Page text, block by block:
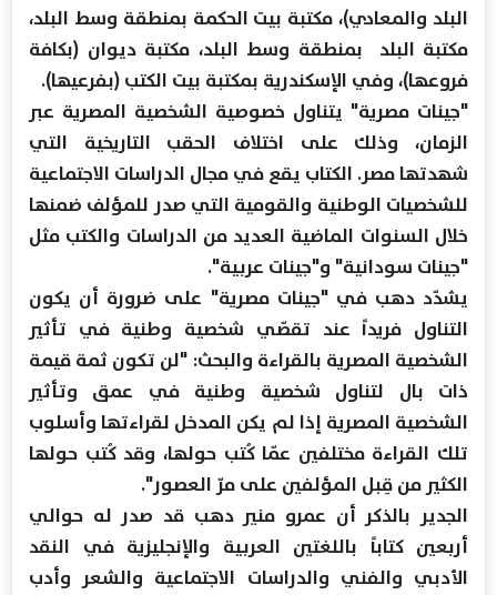
البلد والمعادي)، مكتبة بيت الحكمة بمنطقة وسط البلد،
مكتبة البلد بمنطقة وسط البلد، مكتبة ديوان (بكافة
فروعها)، وفي الإسكندرية بمكتبة بيت الكتب (بفرعيها).
"جينات مصرية" يتناول خصوصية الشخصية المصرية عبر
الزمان، وذلك على اختلاف الحقب التاريخية التي
شهدتها مصر. الكتاب يقع في مجال الدراسات الاجتماعية
للشخصيات الوطنية والقومية التي صدر للمؤلف ضمنها
خلال السنوات الماضية العديد من الدراسات والكتب مثل
"جينات سودانية" و"جينات عربية".
يشدّد دهب في "جينات مصرية" على ضرورة أن يكون
التناول فريداً عند تقصّي شخصية وطنية في تأثير
الشخصية المصرية بالقراءة والبحث: "لن تكون ثمة قيمة
ذات بال لتناول شخصية وطنية في عمق وتأثير
الشخصية المصرية إذا لم يكن المدخل لقراءتها وأسلوب
تلك القراءة مختلفين عمّا كُتب حولها، وقد كُتب حولها
الكثير من قِبل المؤلفين على مرّ العصور".
الجدير بالذكر أن عمرو منير دهب قد صدر له حوالي
أربعين كتاباً باللغتين العربية والإنجليزية في النقد
الأدبي والفني والدراسات الاجتماعية والشعر وأدب